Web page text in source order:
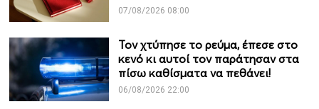
07/08/2026 08:00
Τον χτύπησε το ρεύμα, έπεσε στο
κενό κι αυτοί τον παράτησαν στα
πίσω καθίσματα να πεθάνει!
06/08/2026 22:00